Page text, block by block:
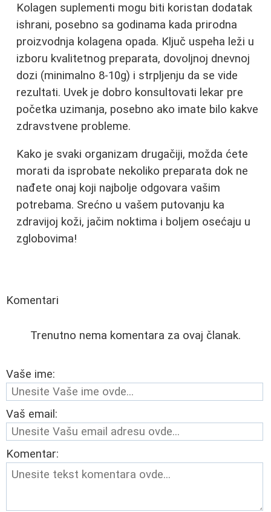
Kolagen suplementi mogu biti koristan dodatak
ishrani, posebno sa godinama kada prirodna
proizvodnja kolagena opada. Ključ uspeha leži u
izboru kvalitetnog preparata, dovoljnoj dnevnoj
dozi (minimalno 8-10g) i strpljenju da se vide
rezultati. Uvek je dobro konsultovati lekar pre
početka uzimanja, posebno ako imate bilo kakve
zdravstvene probleme.
Kako je svaki organizam drugačiji, možda ćete
morati da isprobate nekoliko preparata dok ne
nađete onaj koji najbolje odgovara vašim
potrebama. Srećno u vašem putovanju ka
zdravijoj koži, jačim noktima i boljem osećaju u
zglobovima!
Komentari
Trenutno nema komentara za ovaj članak.
Vaše ime:
Vaš email:
Komentar: